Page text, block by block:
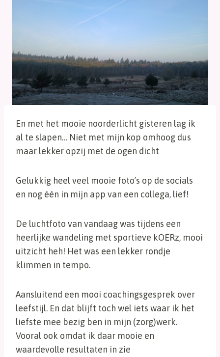
En met het mooie noorderlicht gisteren lag ik
al te slapen… Niet met mijn kop omhoog dus
maar lekker opzij met de ogen dicht
Gelukkig heel veel mooie foto’s op de socials
en nog één in mijn app van een collega, lief!
De luchtfoto van vandaag was tijdens een
heerlijke wandeling met sportieve kOERz, mooi
uitzicht heh! Het was een lekker rondje
klimmen in tempo.
Aansluitend een mooi coachingsgesprek over
leefstijl. En dat blijft toch wel iets waar ik het
liefste mee bezig ben in mijn (zorg)werk.
Vooral ook omdat ik daar mooie en
waardevolle resultaten in zie